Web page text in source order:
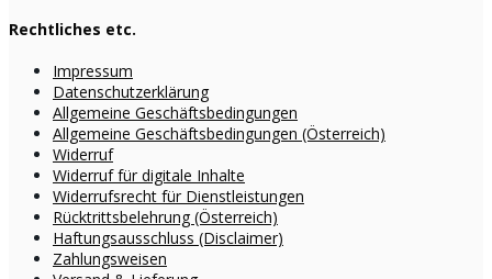
Rechtliches etc.
Impressum
Datenschutzerklärung
Allgemeine Geschäftsbedingungen
Allgemeine Geschäftsbedingungen (Österreich)
Widerruf
Widerruf für digitale Inhalte
Widerrufsrecht für Dienstleistungen
Rücktrittsbelehrung (Österreich)
Haftungsausschluss (Disclaimer)
Zahlungsweisen